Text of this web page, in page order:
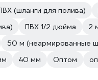
(шланги для полива)
ПВХ 1/2 дюйма 2
50 м (неармированные
40 мм Оптом